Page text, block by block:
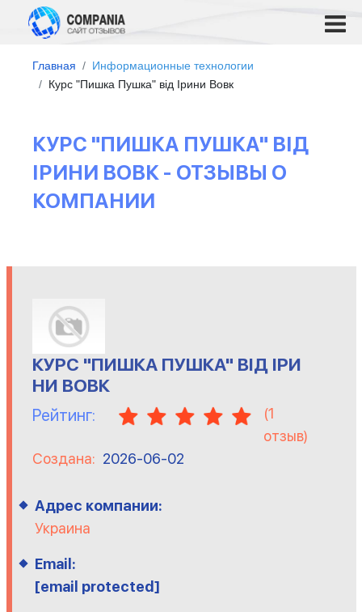
Главная
Информационные технологии
Курс "Пишка Пушка" від Ірини Вовк
КУРС "ПИШКА ПУШКА" ВІД
ІРИНИ ВОВК - ОТЗЫВЫ О
КОМПАНИИ
КУРС "ПИШКА ПУШКА" ВІД ІРИ
НИ ВОВК
Рейтинг: (1
отзыв)
Создана: 2026-06-02
Адрес компании:
Украина
Email:
[email protected]